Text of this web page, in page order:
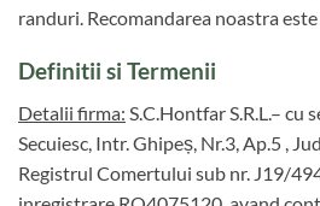
randuri. Recomandarea noastra
Definitii si Termenii
Detalii firma: S.C.Hontfar S.R.L.– cu
Secuiesc, Intr. Ghipeș, Nr.3, Ap.5 ,
Registrul Comertului sub nr. J19/